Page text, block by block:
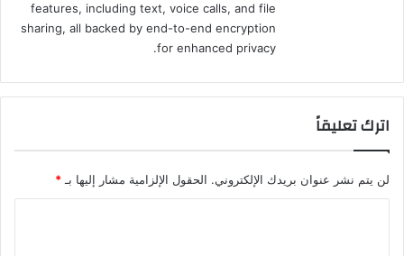
features, including text, voice calls, and file
sharing, all backed by end-to-end encryption
for enhanced privacy.
اترك تعليقاً
لن يتم نشر عنوان بريدك الإلكتروني. الحقول الإلزامية مشار إليها بـ *